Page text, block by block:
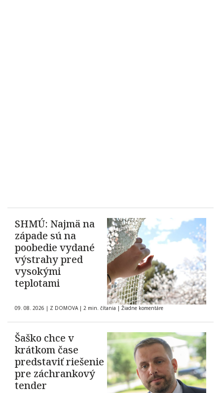
SHMÚ: Najmä na
západe sú na
poobedie vydané
výstrahy pred
vysokými
teplotami
09. 08. 2026 | Z DOMOVA | 2 min. čítania | Žiadne komentáre
Šaško chce v
krátkom čase
predstaviť riešenie
pre záchrankový
tender